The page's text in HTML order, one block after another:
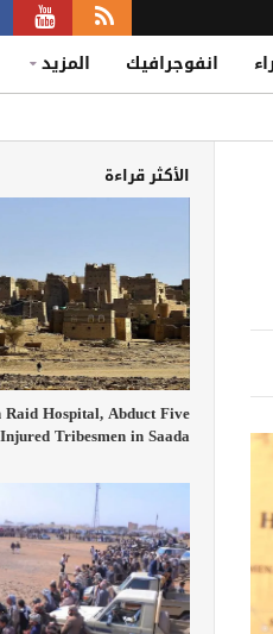
انفوجرافيك المزيد
الأكثر قراءة
Hospital, Abduct Five
Injured Tribesmen in Saada